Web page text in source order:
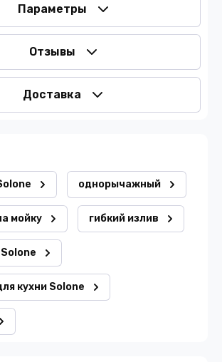
Параметры
Отзывы
Доставка
однорычажный
мойку гибкий излив
кухни Solone